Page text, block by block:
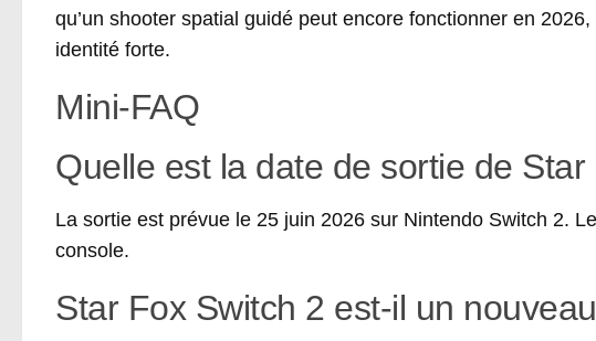
qu’un shooter spatial guidé peut encore fonctionner en
identité forte.
Mini-FAQ
Quelle est la date de sortie de
La sortie est prévue le 25 juin 2026 sur Nintendo Switch 2.
console.
Star Fox Switch 2 est-il un